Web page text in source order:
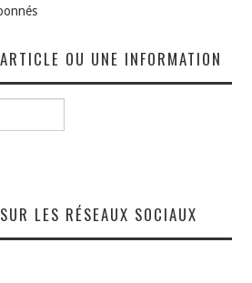
OU UNE INFORMATION
LES RÉSEAUX SOCIAUX